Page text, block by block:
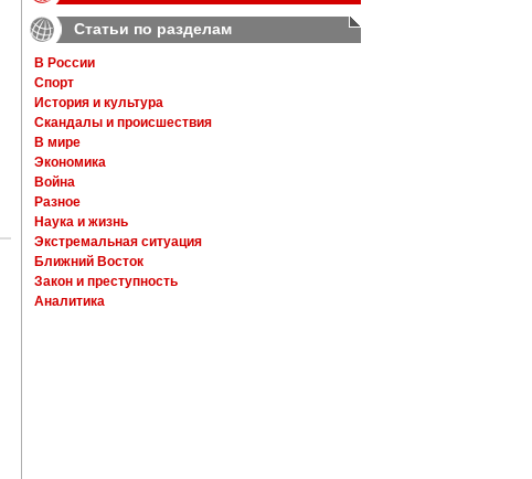
Статьи по разделам
В России
Спорт
История и культура
Скандалы и происшествия
В мире
Экономика
Война
Разное
Наука и жизнь
Экстремальная ситуация
Ближний Восток
Закон и преступность
Аналитика